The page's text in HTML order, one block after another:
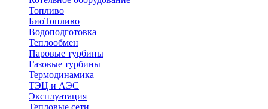
Топливо
БиоТопливо
Водоподготовка
Теплообмен
Паровые турбины
Газовые турбины
Термодинамика
ТЭЦ и АЭС
Эксплуатация